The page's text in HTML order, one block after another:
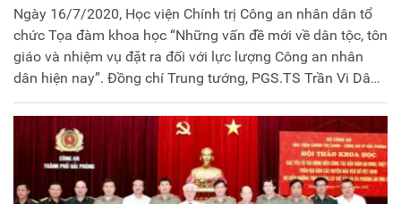
Ngày 16/7/2020, Học viện Chính trị Công an nhân dân tổ
chức Tọa đàm khoa học “Những vấn đề mới về dân tộc, tôn
giáo và nhiệm vụ đặt ra đối với lực lượng Công an nhân
dân hiện nay”. Đồng chí Trung tướng, PGS.TS Trần Vi Dân,
Giám đốc Học viện Chính trị Công an nhân dân chủ trì Tọa
đàm